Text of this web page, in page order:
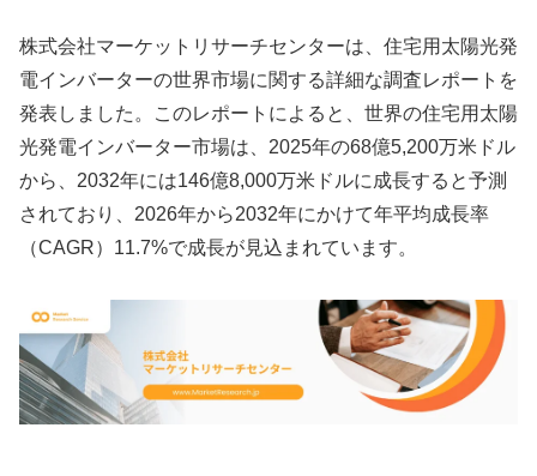
株式会社マーケットリサーチセンターは、住宅用太陽光発
電インバーターの世界市場に関する詳細な調査レポートを
発表しました。このレポートによると、世界の住宅用太陽
光発電インバーター市場は、2025年の68億5,200万米ドル
から、2032年には146億8,000万米ドルに成長すると予測
されており、2026年から2032年にかけて年平均成長率
（CAGR）11.7%で成長が見込まれています。